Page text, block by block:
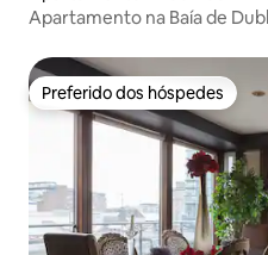
Apartamento na Baía de
Preferido dos hóspedes
Preferido dos hóspedes